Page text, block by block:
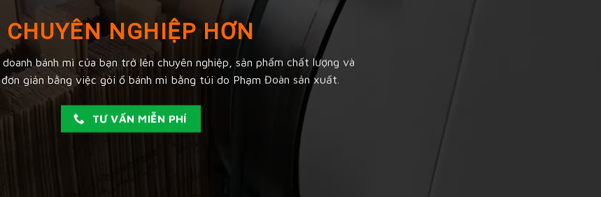
CHUYÊN NGHIỆP HƠN
bánh mì của bạn trở lên chuyên nghiệp, sản phẩm chất lượng và
đơn giản bằng việc gói ổ bánh mì bằng túi do Phạm Đoàn sản xuất.
TƯ VẤN MIỄN PHÍ